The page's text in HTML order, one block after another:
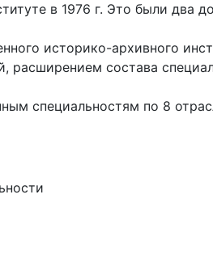
в 1976 г. Это были два
историко-архивного
состава
специальностям по 8